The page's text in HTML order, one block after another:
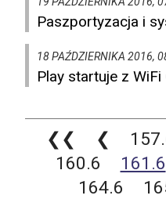
Paszportyzacja i
18 PAŹDZIERNIKA 2016,
Play startuje z WiFi
❮❮ ❮
160.6
161.6
164.6